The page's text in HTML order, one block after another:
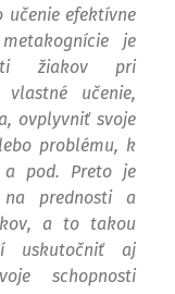
učenie efektívne
je
žiakov pri
učenie,
ovplyvniť svoje
problému, k
a pod. Preto je
na prednosti a
a to takou
uskutočniť aj
schopnosti